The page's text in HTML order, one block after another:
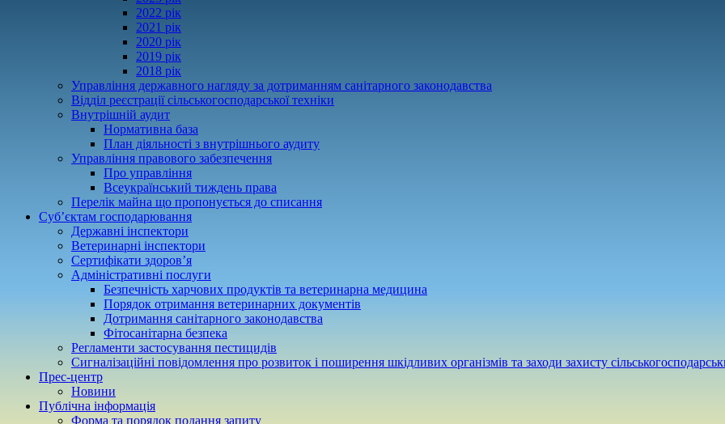
2022 рік
2021 рік
2020 рік
2019 рік
2018 рік
Управління державного нагляду за дотриманням санітарного законодавства
Відділ реєстрації сільськогосподарської техніки
Внутрішній аудит
Нормативна база
План діяльності з внутрішнього аудиту
Управління правового забезпечення
Про управління
Всеукраїнський тиждень права
Перелік майна що пропонується до списання
Суб’єктам господарювання
Державні інспектори
Ветеринарні інспектори
Сертифікати здоров’я
Адміністративні послуги
Безпечність харчових продуктів та ветеринарна медицина
Порядок отримання ветеринарних документів
Дотримання санітарного законодавства
Фітосанітарна безпека
Регламенти застосування пестицидів
Сигналізаційні повідомлення про розвиток і поширення шкідливих організмів та заходи захисту
Прес-центр
Новини
Публічна інформація
Форма та порядок подання запиту